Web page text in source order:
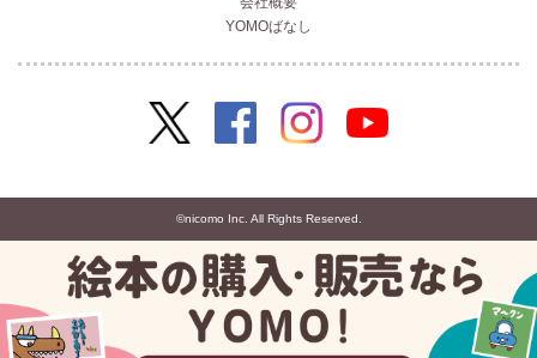
YOMOばなし
©nicomo Inc. All Rights Reserved.